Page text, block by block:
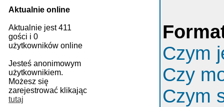
Aktualnie online
Aktualnie jest 411
gości i 0
użytkowników online
Jesteś anonimowym
użytkownikiem.
Możesz się
zarejestrować klikając
tutaj
Czym
Czy
Czym